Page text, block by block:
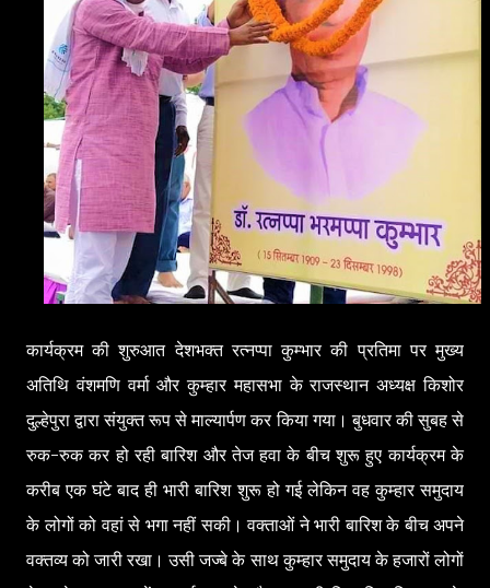
कार्यक्रम की शुरुआत देशभक्त रत्नप्पा कुम्भार की प्रतिमा पर मुख्य
अतिथि वंशमणि वर्मा और कुम्हार महासभा के राजस्थान अध्यक्ष किशोर
दुल्हेपुरा द्वारा संयुक्त रूप से माल्यार्पण कर किया गया। बुधवार की सुबह से
रुक-रुक कर हो रही बारिश और तेज हवा के बीच शुरू हुए कार्यक्रम के
करीब एक घंटे बाद ही भारी बारिश शुरू हो गई लेकिन वह कुम्हार समुदाय
के लोगों को वहां से भगा नहीं सकी। वक्ताओं ने भारी बारिश के बीच अपने
वक्तव्य को जारी रखा। उसी जज्बे के साथ कुम्हार समुदाय के हजारों लोगों